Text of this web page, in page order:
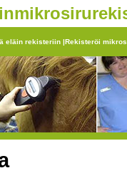
eläin rekisteriin|Rekisteröi